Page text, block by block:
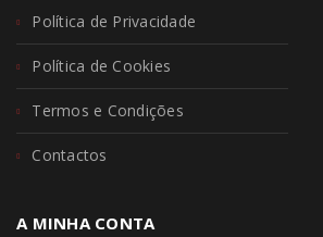
Política de Privacidade
Política de Cookies
Termos e Condições
Contactos
A MINHA CONTA